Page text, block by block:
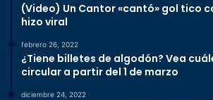
(Video) Un Cantor «cantó» gol tico
hizo viral
febrero 26, 2022
¿Tiene billetes de algodón? Vea
circular a partir del 1 de marzo
diciembre 24, 2022